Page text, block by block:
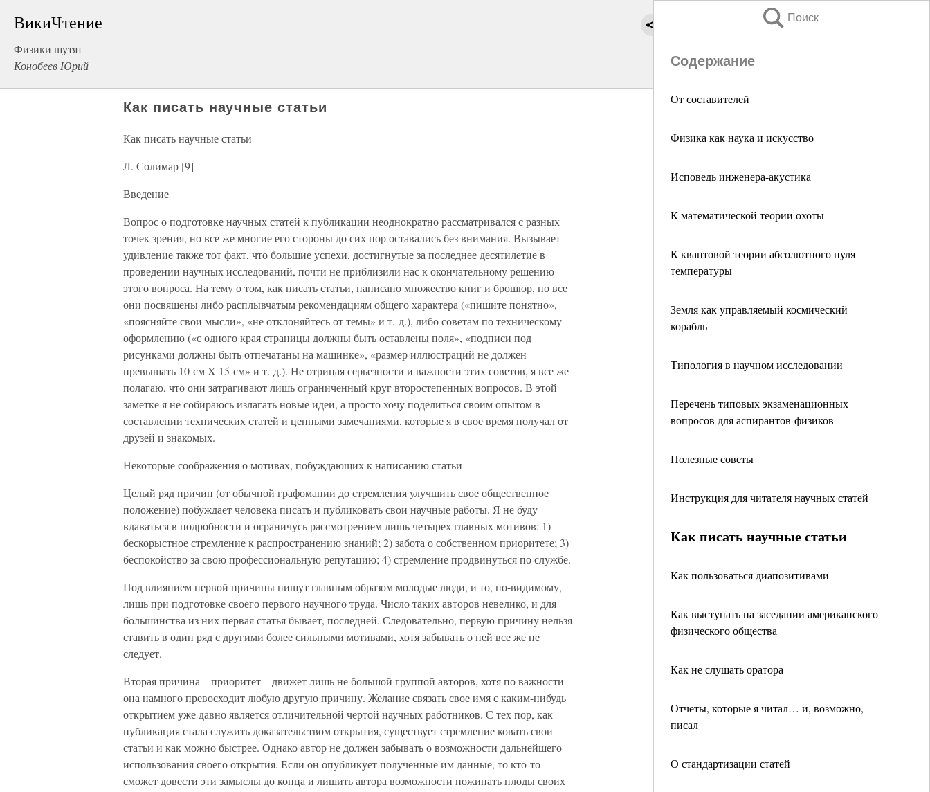
ВикиЧтение
Физики шутят
Конобеев Юрий
Поиск
Содержание
От составителей
Физика как наука и искусство
Исповедь инженера-акустика
К математической теории охоты
К квантовой теории абсолютного нуля
температуры
Земля как управляемый космический
корабль
Типология в научном исследовании
Перечень типовых экзаменационных
вопросов для аспирантов-физиков
Полезные советы
Инструкция для читателя научных статей
Как писать научные статьи
Как пользоваться диапозитивами
Как выступать на заседании американского
физического общества
Как не слушать оратора
Отчеты, которые я читал… и, возможно,
писал
О стандартизации статей
Как писать научные статьи
Как писать научные статьи
Л. Солимар [9]
Введение
Вопрос о подготовке научных статей к публикации неоднократно рассматривался с разных
точек зрения, но все же многие его стороны до сих пор оставались без внимания. Вызывает
удивление также тот факт, что большие успехи, достигнутые за последнее десятилетие в
проведении научных исследований, почти не приблизили нас к окончательному решению
этого вопроса. На тему о том, как писать статьи, написано множество книг и брошюр, но все
они посвящены либо расплывчатым рекомендациям общего характера («пишите понятно»,
«поясняйте свои мысли», «не отклоняйтесь от темы» и т. д.), либо советам по техническому
оформлению («с одного края страницы должны быть оставлены поля», «подписи под
рисунками должны быть отпечатаны на машинке», «размер иллюстраций не должен
превышать 10 см X 15 см» и т. д.). Не отрицая серьезности и важности этих советов, я все же
полагаю, что они затрагивают лишь ограниченный круг второстепенных вопросов. В этой
заметке я не собираюсь излагать новые идеи, а просто хочу поделиться своим опытом в
составлении технических статей и ценными замечаниями, которые я в свое время получал от
друзей и знакомых.
Некоторые соображения о мотивах, побуждающих к написанию статьи
Целый ряд причин (от обычной графомании до стремления улучшить свое общественное
положение) побуждает человека писать и публиковать свои научные работы. Я не буду
вдаваться в подробности и ограничусь рассмотрением лишь четырех главных мотивов: 1)
бескорыстное стремление к распространению знаний; 2) забота о собственном приоритете; 3)
беспокойство за свою профессиональную репутацию; 4) стремление продвинуться по службе.
Под влиянием первой причины пишут главным образом молодые люди, и то, по-видимому,
лишь при подготовке своего первого научного труда. Число таких авторов невелико, и для
большинства из них первая статья бывает, последней. Следовательно, первую причину нельзя
ставить в один ряд с другими более сильными мотивами, хотя забывать о ней все же не
следует.
Вторая причина – приоритет – движет лишь не большой группой авторов, хотя по важности
она намного превосходит любую другую причину. Желание связать свое имя с каким-нибудь
открытием уже давно является отличительной чертой научных работников. С тех пор, как
публикация стала служить доказательством открытия, существует стремление ковать свои
статьи и как можно быстрее. Однако автор не должен забывать о возможности дальнейшего
использования своего открытия. Если он опубликует полученные им данные, то кто-то
сможет довести эти замыслы до конца и лишить автора возможности пожинать плоды своих